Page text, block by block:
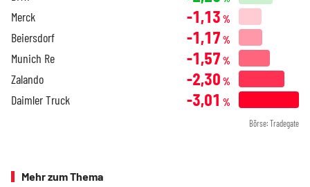
Merck -1,13 %
Beiersdorf -1,17 %
Munich Re -1,57 %
Zalando -2,30 %
Daimler Truck -3,01 %
Börse: Tradegate
Mehr zum Thema